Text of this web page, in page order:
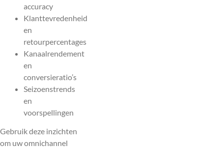
accuracy
Klanttevredenheid
en
retourpercentages
Kanaalrendement
en
conversieratio’s
Seizoenstrends
en
voorspellingen
Gebruik deze inzichten
om uw omnichannel